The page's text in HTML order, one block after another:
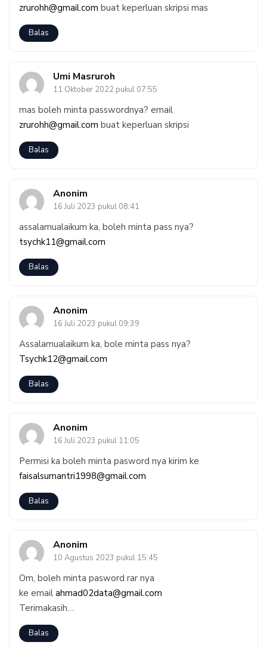
zrurohh@gmail.com buat keperluan skripsi mas
Balas
Umi Masruroh
11 Oktober 2022 pukul 07:55
mas boleh minta passwordnya? email
zrurohh@gmail.com buat keperluan skripsi
Balas
Anonim
16 Juli 2023 pukul 08:41
assalamualaikum ka, boleh minta pass nya?
tsychk11@gmail.com
Balas
Anonim
16 Juli 2023 pukul 09:39
Assalamualaikum ka, bole minta pass nya?
Tsychk12@gmail.com
Balas
Anonim
16 Juli 2023 pukul 11:05
Permisi ka boleh minta pasword nya kirim ke
faisalsumantri1998@gmail.com
Balas
Anonim
10 Agustus 2023 pukul 15:45
Om, boleh minta pasword rar nya
ke email ahmad02data@gmail.com
Terimakasih…
Balas